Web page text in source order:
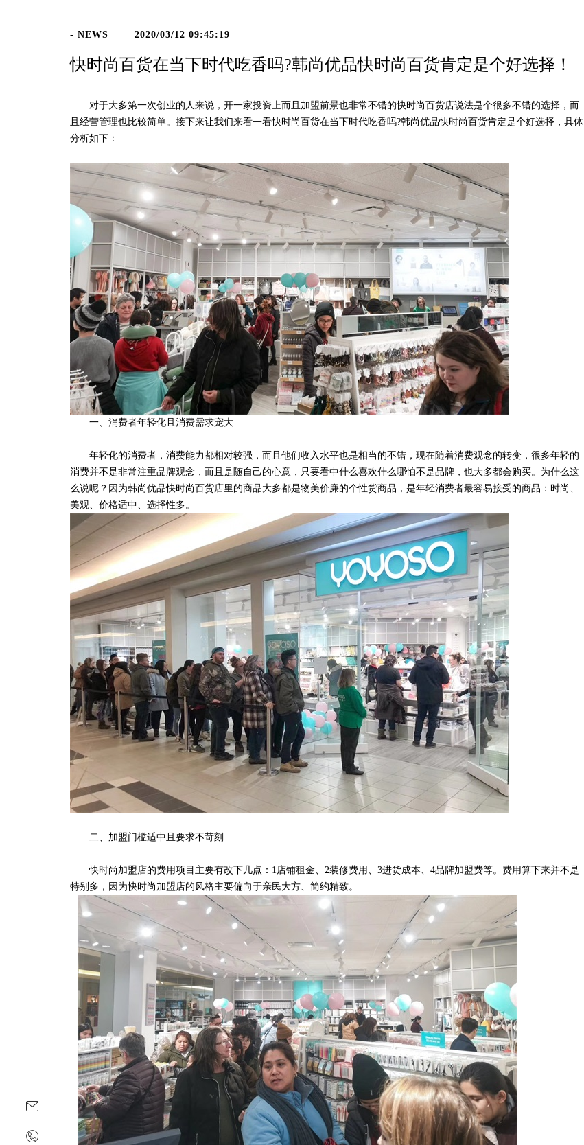
- NEWS 2020/03/12 09:45:19
快时尚百货在当下时代吃香吗?韩尚优品快时尚百货肯定是个好选择！
对于大多第一次创业的人来说，开一家投资上而且加盟前景也非常不错的快时尚百货店说法是个很多不错的选择，而
且经营管理也比较简单。接下来让我们来看一看快时尚百货在当下时代吃香吗?韩尚优品快时尚百货肯定是个好选择，具体
分析如下：
一、消费者年轻化且消费需求宠大
年轻化的消费者，消费能力都相对较强，而且他们收入水平也是相当的不错，现在随着消费观念的转变，很多年轻的
消费并不是非常注重品牌观念，而且是随自己的心意，只要看中什么喜欢什么哪怕不是品牌，也大多都会购买。为什么这
么说呢？因为韩尚优品快时尚百货店里的商品大多都是物美价廉的个性货商品，是年轻消费者最容易接受的商品：时尚、
美观、价格适中、选择性多。
二、加盟门槛适中且要求不苛刻
快时尚加盟店的费用项目主要有改下几点：1店铺租金、2装修费用、3进货成本、4品牌加盟费等。费用算下来并不是
特别多，因为快时尚加盟店的风格主要偏向于亲民大方、简约精致。